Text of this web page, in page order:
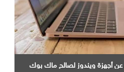
أجهزة ويندوز لصالح ماك بوك